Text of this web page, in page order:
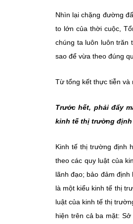
Nhìn lại chặng đường
to lớn của thời cuộc,
chúng ta luôn luôn trăn
sao để vừa theo đúng
Từ tổng kết thực tiễn và
Trước hết, phải đẩy
kinh tế thị trường
Kinh tế thị trường định
theo các quy luật của
lãnh đạo; bảo đảm
là một kiểu kinh tế thị
luật của kinh tế thị
hiện trên cả ba mặt: